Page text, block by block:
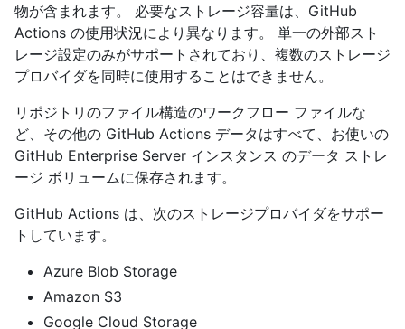
物が含まれます。 必要なストレージ容量は、GitHub
Actions の使用状況により異なります。 単一の外部スト
レージ設定のみがサポートされており、複数のストレージ
プロバイダを同時に使用することはできません。
リポジトリのファイル構造のワークフロー ファイルな
ど、その他の GitHub Actions データはすべて、お使いの
GitHub Enterprise Server インスタンス のデータ ストレ
ージ ボリュームに保存されます。
GitHub Actions は、次のストレージプロバイダをサポー
トしています。
Azure Blob Storage
Amazon S3
Google Cloud Storage